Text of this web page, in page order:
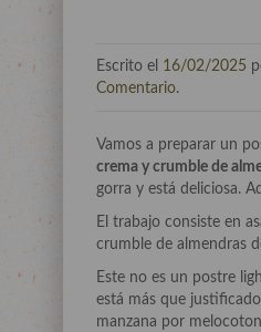
Escrito el 16/02/2025
Comentario.
Vamos a preparar un
crema y crumble de
gorra y está deliciosa.
El trabajo consiste en
crumble de almendras
Este no es un postre
está más que
manzana por